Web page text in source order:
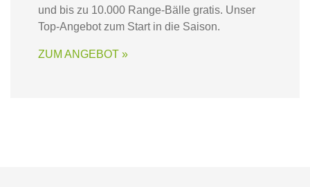
und bis zu 10.000 Range-Bälle gratis. Unser
Top-Angebot zum Start in die Saison.
ZUM ANGEBOT »